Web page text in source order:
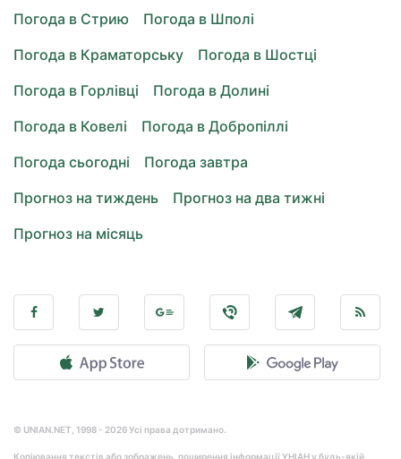
Погода в Стрию
Погода в Шполі
Погода в Краматорську
Погода в Шостці
Погода в Горлівці
Погода в Долині
Погода в Ковелі
Погода в Добропіллі
Погода сьогодні
Погода завтра
Прогноз на тиждень
Прогноз на два тижні
Прогноз на місяць
© UNIAN.NET, 1998 - 2026 Усі права дотримано.
Копіювання текстів або зображень, поширення інформації УНІАН у будь-якій